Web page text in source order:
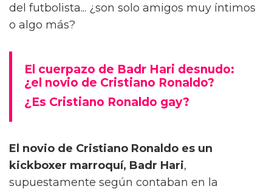
del futbolista... ¿son solo amigos muy íntimos
o algo más?
El cuerpazo de Badr Hari desnudo:
¿el novio de Cristiano Ronaldo?
¿Es Cristiano Ronaldo gay?
El novio de Cristiano Ronaldo es un
kickboxer marroquí, Badr Hari,
supuestamente según contaban en la